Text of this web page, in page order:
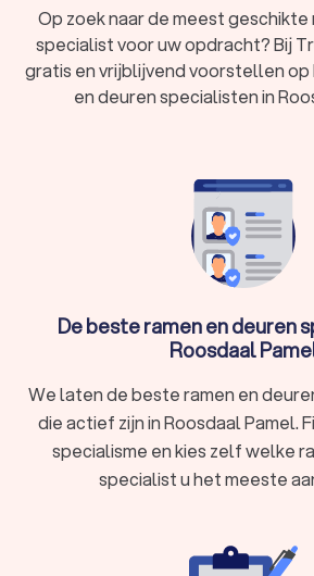
gevonden. De kozijnenspecialisten in
een gemiddelde Trustlocal-score van
specialist u ook kiest, via Trustlocal
voor de kozijnspecialist. We kunnen u
prijsopgaven aan te vragen bij
Op zoek naar de meest geschikte
specialist voor uw opdracht? Bij
gratis en vrijblijvend voorstellen op
en deuren specialisten in
De beste ramen en deuren
Roosdaal
We laten de beste ramen en
die actief zijn in Roosdaal Pamel.
specialisme en kies zelf welke
specialist u het meeste